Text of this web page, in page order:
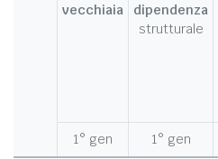
vecchiaia
dipendenza
strutturale
1° gen 1° gen